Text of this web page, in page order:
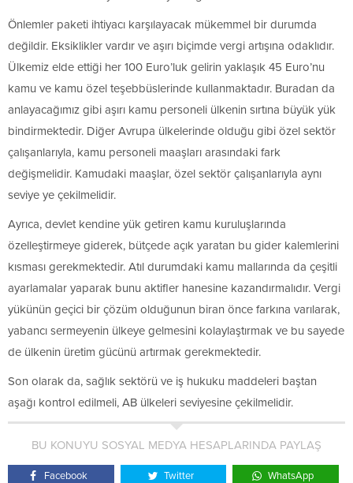
Önlemler paketi ihtiyacı karşılayacak mükemmel bir durumda
değildir. Eksiklikler vardır ve aşırı biçimde vergi artışına odaklıdır.
Ülkemiz elde ettiği her 100 Euro’luk gelirin yaklaşık 45 Euro’nu
kamu ve kamu özel teşebbüslerinde kullanmaktadır. Buradan da
anlayacağımız gibi aşırı kamu personeli ülkenin sırtına büyük yük
bindirmektedir. Diğer Avrupa ülkelerinde olduğu gibi özel sektör
çalışanlarıyla, kamu personeli maaşları arasındaki fark
değişmelidir. Kamudaki maaşlar, özel sektör çalışanlarıyla aynı
seviye ye çekilmelidir.
Ayrıca, devlet kendine yük getiren kamu kuruluşlarında
özelleştirmeye giderek, bütçede açık yaratan bu gider kalemlerini
kısması gerekmektedir. Atıl durumdaki kamu mallarında da çeşitli
ayarlamalar yaparak bunu aktifler hanesine kazandırmalıdır. Vergi
yükünün geçici bir çözüm olduğunun biran önce farkına varılarak,
yabancı sermeyenin ülkeye gelmesini kolaylaştırmak ve bu sayede
de ülkenin üretim gücünü artırmak gerekmektedir.
Son olarak da, sağlık sektörü ve iş hukuku maddeleri baştan
aşağı kontrol edilmeli, AB ülkeleri seviyesine çekilmelidir.
BU KONUYU SOSYAL MEDYA HESAPLARINDA PAYLAŞ
Facebook Twitter WhatsApp